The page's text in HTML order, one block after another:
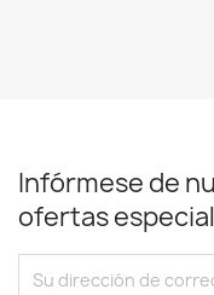
Infórmese de
ofertas